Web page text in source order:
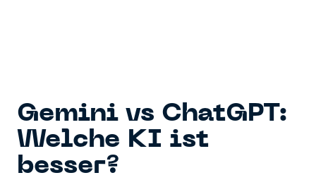
Gemini vs ChatGPT:
Welche KI ist
besser?